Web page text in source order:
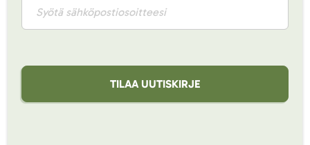
TILAA UUTISKIRJE